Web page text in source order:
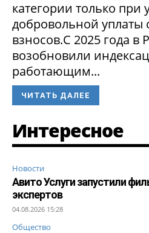
категории только при
добровольной уплаты
взносов.С 2025 года в
возобновили
работающим...
ЧИТАТЬ ДАЛЕЕ
Интересное
Новости
Авито Услуги запустили
экспертов
04.08.2026 15:28
Общество